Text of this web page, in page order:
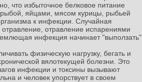
что избыточное белковое питание
рыбой, яйцами, мясом курицы, рыбьей
к инфекции. Случайная
отравление испарениями
инфекция начинает "выползать"
физическую нагрузку, бегать и
вялотекущей болезни. Это
инфекции и токсины вызывают
и человек упорствует в своем